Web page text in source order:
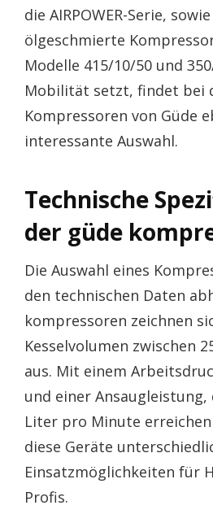
die AIRPOWER-Serie,
ölgeschmierte
Modelle 415/10/50 und
Mobilität setzt, findet bei
Kompressoren von Güde
interessante Auswahl.
Technische
der güde
Die Auswahl eines
den technischen Daten
kompressoren zeichnen
Kesselvolumen zwischen
aus. Mit einem
und einer Ansaugleistung,
Liter pro Minute
diese Geräte
Einsatzmöglichkeiten für
Profis.